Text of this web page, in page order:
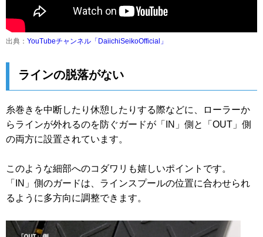
出典： YouTubeチャンネル「DaiichiSeikoOfficial」
ラインの脱落がない
糸巻きを中断したり休憩したりする際などに、ローラーか
らラインが外れるのを防ぐガードが「IN」側と「OUT」側
の両方に設置されています。
このような細部へのコダワリも嬉しいポイントです。
「IN」側のガードは、ラインスプールの位置に合わせられ
るように多方向に調整できます。